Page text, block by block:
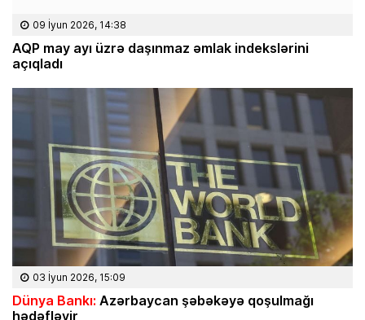
09 İyun 2026, 14:38
AQP may ayı üzrə daşınmaz əmlak indekslərini
açıqladı
03 İyun 2026, 15:09
Dünya Bankı: Azərbaycan şəbəkəyə qoşulmağı
hədəfləyir